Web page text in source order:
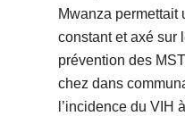
Mwanza permettait
constant et axé sur
prévention des
chez dans
l’incidence du VIH